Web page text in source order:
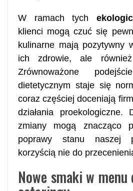
W ramach tych
klienci mogą czuć się
kulinarne mają pozytywny
ich zdrowie, ale
Zrównoważone
dietetycznym staje się
coraz częściej doceniają
działania proekologiczne.
zmiany mogą znacząco
poprawy stanu naszej
korzyścią nie do
Nowe smaki w